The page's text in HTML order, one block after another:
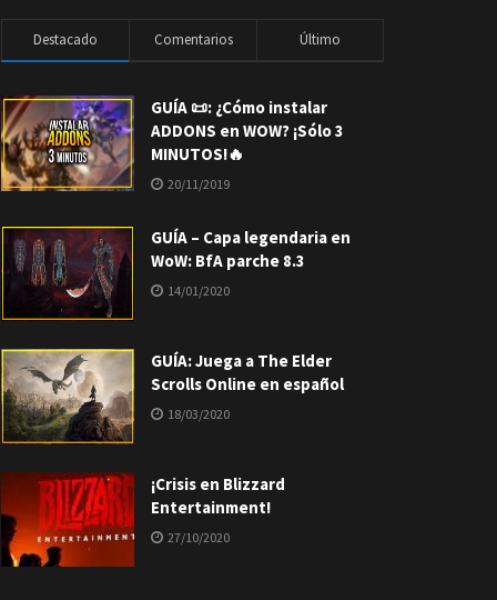
Destacado Comentarios Último
GUÍA 📜: ¿Cómo instalar
ADDONS en WOW? ¡Sólo 3
MINUTOS!🔥
20/11/2019
GUÍA – Capa legendaria en
WoW: BfA parche 8.3
14/01/2020
GUÍA: Juega a The Elder
Scrolls Online en español
18/03/2020
¡Crisis en Blizzard
Entertainment!
27/10/2020